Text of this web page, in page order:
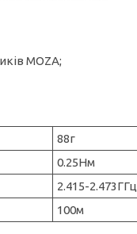
MOZA;
88г
0.25Нм
2.415-2.473ГГц
100м